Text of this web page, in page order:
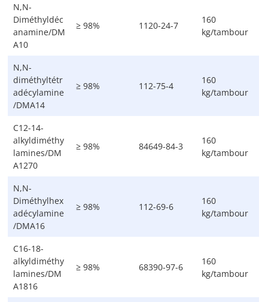
N,N-
Diméthyldéc
anamine/DM
A10
≥ 98% 1120-24-7
160
kg/tambour
N,N-
diméthyltétr
adécylamine
/DMA14
≥ 98% 112-75-4
160
kg/tambour
C12-14-
alkyldiméthy
lamines/DM
A1270
≥ 98% 84649-84-3
160
kg/tambour
N,N-
Diméthylhex
adécylamine
/DMA16
≥ 98% 112-69-6
160
kg/tambour
C16-18-
alkyldiméthy
lamines/DM
A1816
≥ 98% 68390-97-6
160
kg/tambour